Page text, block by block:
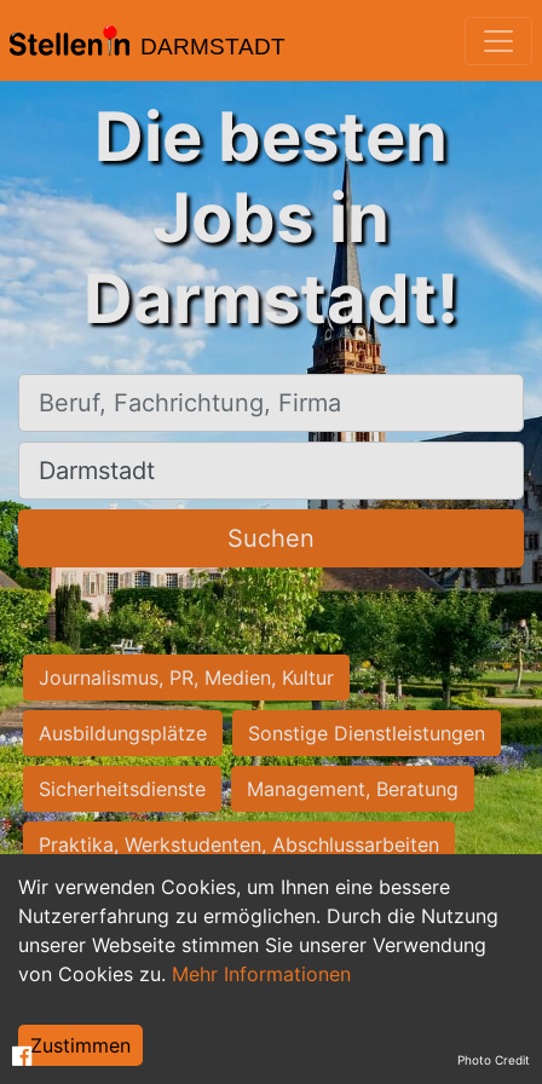
DARMSTADT
Wir verwenden Cookies, um Ihnen eine bessere
Nutzererfahrung zu ermöglichen. Durch die Nutzung
unserer Webseite stimmen Sie unserer Verwendung
von Cookies zu. Mehr Informationen
Zustimmen
Die besten
Jobs in
Darmstadt!
Beruf, Fachrichtung, Firma
Ort, Stadt
Suchen
Journalismus, PR, Medien, Kultur
Ausbildungsplätze Sonstige Dienstleistungen
Sicherheitsdienste Management, Beratung
Praktika, Werkstudenten, Abschlussarbeiten
Personalwesen Assistenz, Sekretariat
Hilfskräfte, Aushilfs- und Nebenjobs
Weiterbildung, Studium, duale Ausbildung Photo Credit